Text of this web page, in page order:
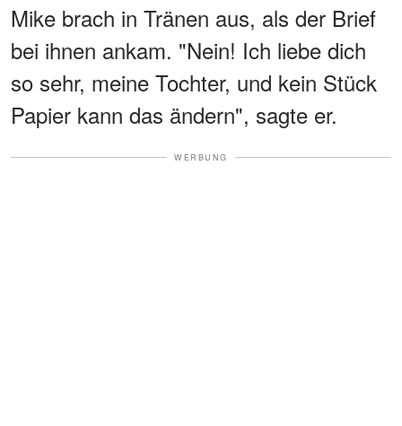
Mike brach in Tränen aus, als der Brief
bei ihnen ankam. "Nein! Ich liebe dich
so sehr, meine Tochter, und kein Stück
Papier kann das ändern", sagte er.
WERBUNG